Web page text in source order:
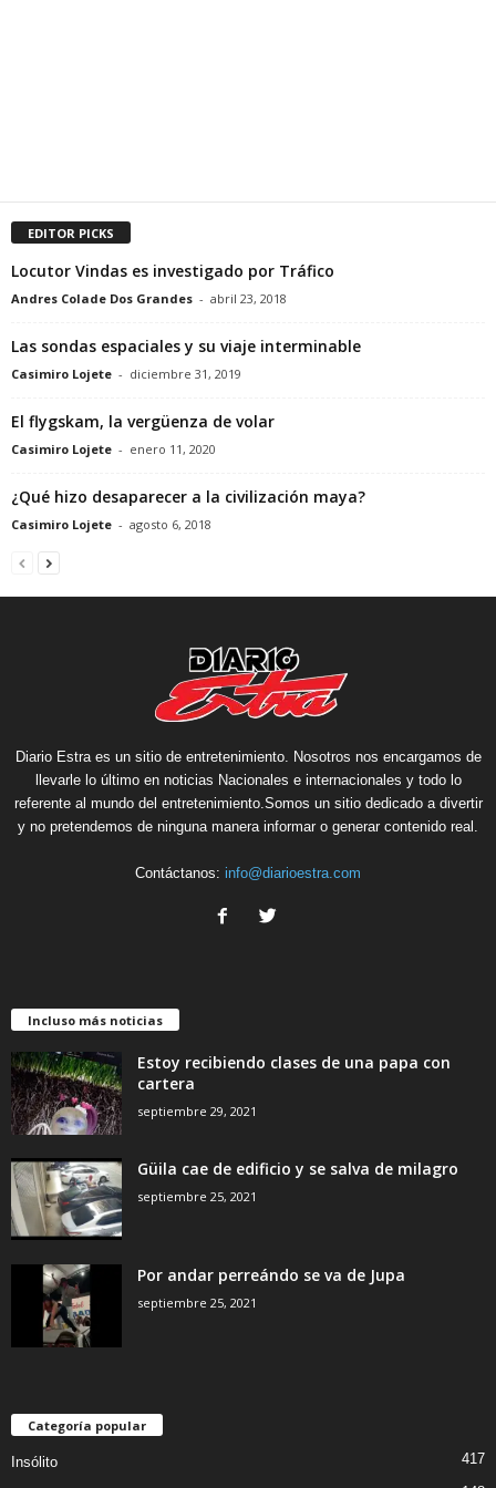
EDITOR PICKS
Locutor Vindas es investigado por Tráfico
Andres Colade Dos Grandes - abril 23, 2018
Las sondas espaciales y su viaje interminable
Casimiro Lojete - diciembre 31, 2019
El flygskam, la vergüenza de volar
Casimiro Lojete - enero 11, 2020
¿Qué hizo desaparecer a la civilización maya?
Casimiro Lojete - agosto 6, 2018
Diario Estra es un sitio de entretenimiento. Nosotros nos encargamos de
llevarle lo último en noticias Nacionales e internacionales y todo lo
referente al mundo del entretenimiento.Somos un sitio dedicado a divertir
y no pretendemos de ninguna manera informar o generar contenido real.
Contáctanos: info@diarioestra.com
Incluso más noticias
Estoy recibiendo clases de una papa con
cartera
septiembre 29, 2021
Güila cae de edificio y se salva de milagro
septiembre 25, 2021
Por andar perreándo se va de Jupa
septiembre 25, 2021
Categoría popular
Insólito 417